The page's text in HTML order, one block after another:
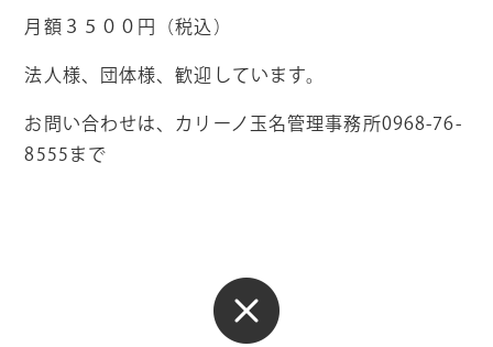
月額３５００円（税込）
法人様、団体様、歓迎しています。
お問い合わせは、カリーノ玉名管理事務所0968-76-
8555まで